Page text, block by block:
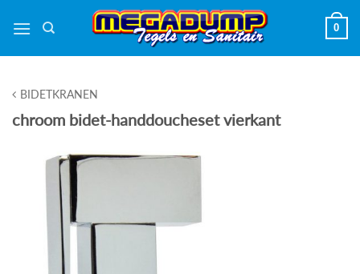
naar
0
BIDETKRANEN
chroom bidet-handdoucheset vierkant